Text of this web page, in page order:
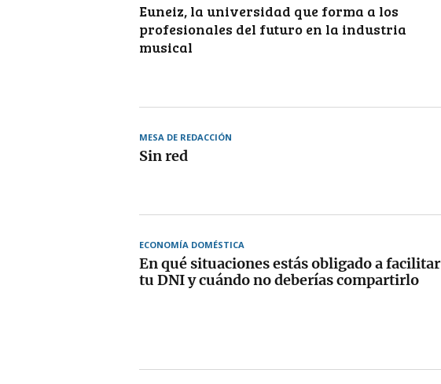
Euneiz, la universidad que forma a los
profesionales del futuro en la industria
musical
MESA DE REDACCIÓN
Sin red
ECONOMÍA DOMÉSTICA
En qué situaciones estás obligado a facilitar
tu DNI y cuándo no deberías compartirlo